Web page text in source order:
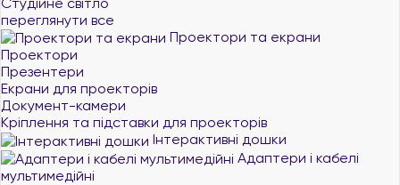
переглянути все
Проектори та екрани
Проектори
Презентери
Екрани для проекторів
Документ-камери
Кріплення та підставки для проекторів
Інтерактивні дошки
Адаптери і кабелі
мультимедійні